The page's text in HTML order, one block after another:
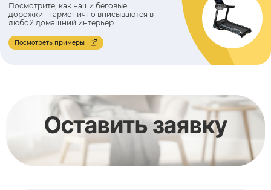
Посмотрите, как наши беговые
дорожки гармонично вписываются в
любой домашний интерьер
Посмотреть примеры
Оставить заявку